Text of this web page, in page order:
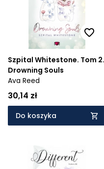
Szpital Whitestone. Tom 2.
Drowning Souls
Ava Reed
30,14 zł
Do koszyka